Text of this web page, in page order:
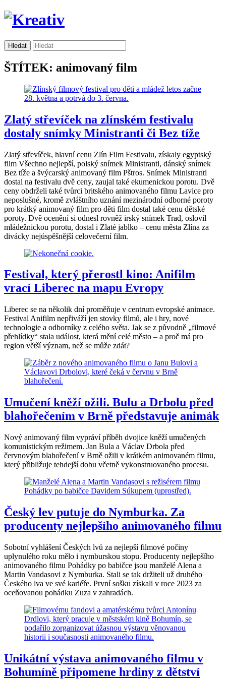
ŠTÍTEK: animovaný film
Zlatý střevíček na zlínském festivalu
dostaly snímky Ministranti či Bez tíže
Zlatý střevíček, hlavní cenu Zlín Film Festivalu, získaly egyptský
film Všechno nejlepší, polský snímek Ministranti, dánský snímek
Bez tíže a švýcarský animovaný film Pštros. Snímek Ministranti
dostal na festivalu dvě ceny, zaujal také ekumenickou porotu. Dvě
ceny obdrželi také tvůrci britského animovaného filmu Lavice pro
neposlušné, kromě zvláštního uznání mezinárodní odborné poroty
pro krátký animovaný film pro děti film dostal také cenu dětské
poroty. Dvě ocenění si odnesl rovněž irský snímek Trad, oslovil
mládežnickou porotu, dostal i Zlaté jablko – cenu města Zlína za
divácky nejúspěšnější celovečerní film.
Festival, který přerostl kino: Anifilm
vrací Liberec na mapu Evropy
Liberec se na několik dní proměňuje v centrum evropské animace.
Festival Anifilm nepřiváží jen stovky filmů, ale i hry, nové
technologie a odborníky z celého světa. Jak se z původně „filmové
přehlídky“ stala událost, která mění celé město – a proč má pro
region větší význam, než se může zdát?
Umučení kněží ožili. Bulu a Drbolu před
blahořečením v Brně představuje animák
Nový animovaný film vypráví příběh dvojice kněží umučených
komunistickým režimem. Jan Bula a Václav Drbola před
červnovým blahořečení v Brně ožili v krátkém animovaném filmu,
který přibližuje tehdejší dobu včetně vykonstruovaného procesu.
Český lev putuje do Nymburka. Za
producenty nejlepšího animovaného filmu
Sobotní vyhlášení Českých lvů za nejlepší filmové počiny
uplynulého roku mělo i nymburskou stopu. Producenty nejlepšího
animovaného filmu Pohádky po babičce jsou manželé Alena a
Martin Vandasovi z Nymburka. Stali se tak držiteli už druhého
Českého lva ve své kariéře. První sošku získali v roce 2023 za
oceňovanou pohádku Zuza v zahradách.
Unikátní výstava animovaného filmu v
Bohumíně připomene hrdiny z dětství